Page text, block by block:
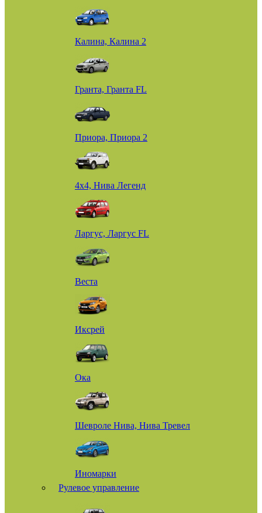
Калина, Калина 2
Гранта, Гранта FL
Приора, Приора 2
4х4, Нива Легенд
Ларгус, Ларгус FL
Веста
Иксрей
Ока
Шевроле Нива, Нива Тревел
Иномарки
Рулевое управление